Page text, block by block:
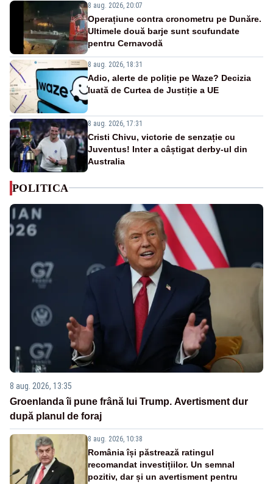
8 aug. 2026, 20:07
Operațiune contra cronometru pe Dunăre.
Ultimele două barje sunt scufundate
pentru Cernavodă
8 aug. 2026, 18:31
Adio, alerte de poliție pe Waze? Decizia
luată de Curtea de Justiție a UE
8 aug. 2026, 17:31
Cristi Chivu, victorie de senzație cu
Juventus! Inter a câștigat derby-ul din
Australia
POLITICA
8 aug. 2026, 13:35
Groenlanda îi pune frână lui Trump. Avertisment dur
după planul de foraj
8 aug. 2026, 10:38
România își păstrează ratingul
recomandat investițiilor. Un semnal
pozitiv, dar și un avertisment pentru